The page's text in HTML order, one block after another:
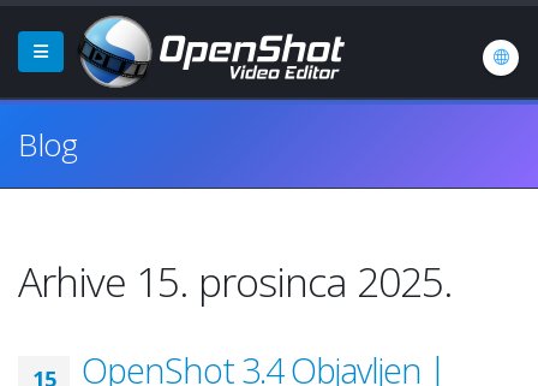
Blog
Arhive 15. prosinca 2025.
15
OpenShot 3.4 Objavljen |